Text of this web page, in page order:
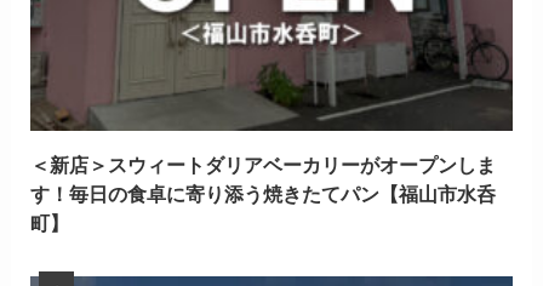
＜新店＞スウィートダリアベーカリーがオープンしま
す！毎日の食卓に寄り添う焼きたてパン【福山市水呑
町】